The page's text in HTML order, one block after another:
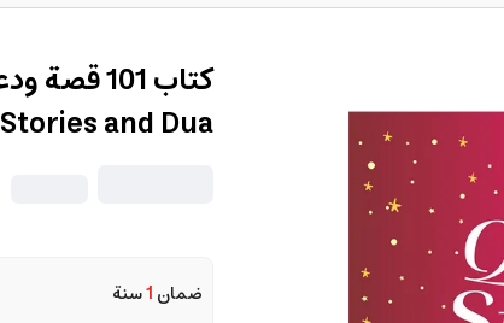
Stories and Dua
ضمان 1سنة